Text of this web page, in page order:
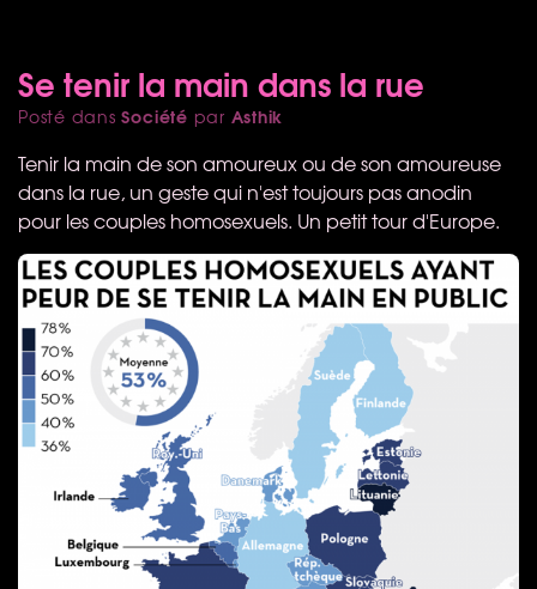
Se tenir la main dans la rue
Posté dansSociété par Asthik
Tenir la main de son amoureux ou de son amoureuse
dans la rue, un geste qui n'est toujours pas anodin
pour les couples homosexuels. Un petit tour d'Europe.